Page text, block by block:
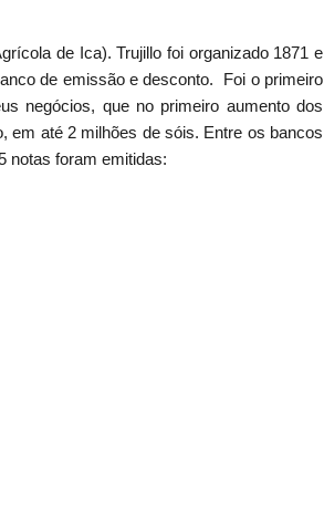
de Ica). Trujillo foi organizado 1871 e
de emissão e desconto. Foi o primeiro
negócios, que no primeiro aumento dos
em até 2 milhões de sóis. Entre os bancos
notas foram emitidas: